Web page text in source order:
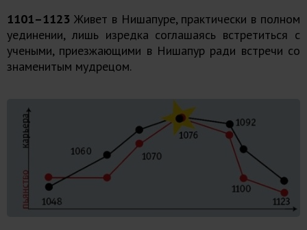
1101–1123 Живет в Нишапуре, практически в полном
уединении, лишь изредка соглашаясь встретиться с
учеными, приезжающими в Нишапур ради встречи со
знаменитым мудрецом.